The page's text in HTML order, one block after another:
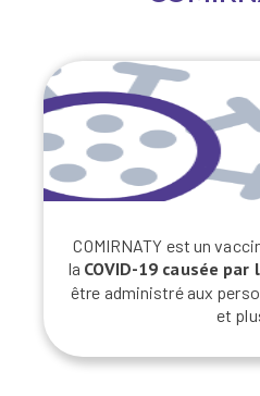
COMIRNATY est un
la COVID-19 causée par
être administré aux
et